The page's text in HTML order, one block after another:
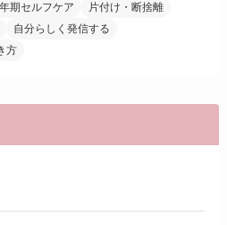
期セルフケア
片付け・断捨離
自分らしく発信する
方